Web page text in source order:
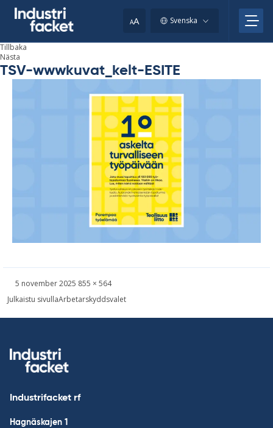
AA Svenska
Tillbaka
Nästa
TSV-wwwkuvat_kelt-ESITE
Skriven
5 november 2025 Bild
full
855 × 564
Inläggsnavigering
Julkaistu sivullaArbetarskyddsvalet
Industrifacket rf
Hagnäskajen 1